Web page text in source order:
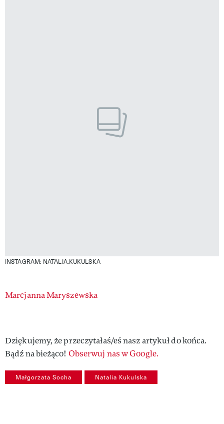
INSTAGRAM: NATALIA.KUKULSKA
Authors
Marcjanna Maryszewska
Dziękujemy, że przeczytałaś/eś nasz artykuł do końca.
Bądź na bieżąco! Obserwuj nas w Google.
Małgorzata Socha Natalia Kukulska